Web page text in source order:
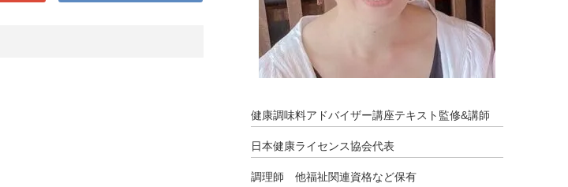
健康調味料アドバイザー講座テキスト監修&講師
日本健康ライセンス協会代表
調理師 他福祉関連資格など保有